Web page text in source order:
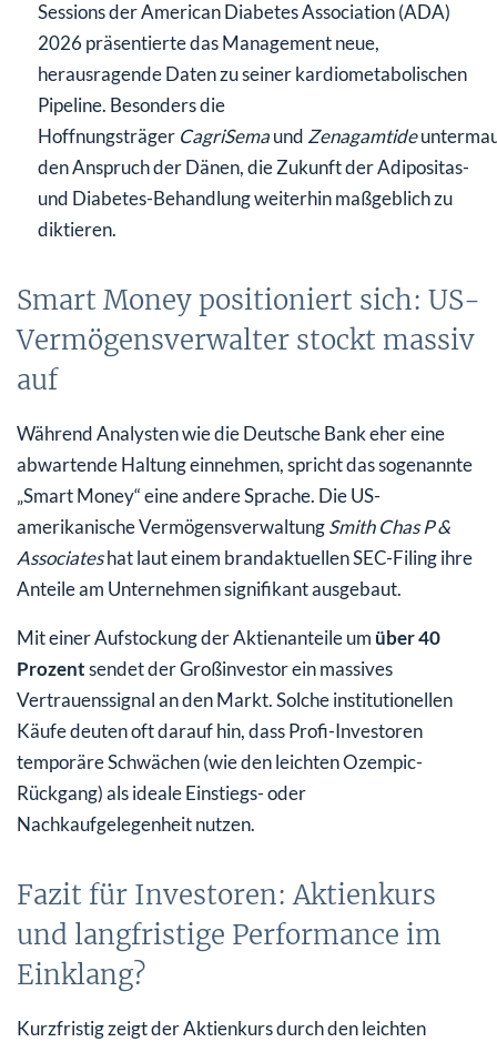
Sessions der American Diabetes Association (ADA)
2026 präsentierte das Management neue,
herausragende Daten zu seiner kardiometabolischen
Pipeline. Besonders die
Hoffnungsträger CagriSemaundZenagamtide
den Anspruch der Dänen, die Zukunft der Adipositas-
und Diabetes-Behandlung weiterhin maßgeblich zu
diktieren.
Smart Money positioniert sich: US-
Vermögensverwalter stockt massiv
auf
Während Analysten wie die Deutsche Bank eher eine
abwartende Haltung einnehmen, spricht das sogenannte
„Smart Money“ eine andere Sprache. Die US-
amerikanische VermögensverwaltungSmith Chas P &
Associateshat laut einem brandaktuellen SEC-Filing ihre
Anteile am Unternehmen signifikant ausgebaut.
Mit einer Aufstockung der Aktienanteile um über 40
Prozentsendet der Großinvestor ein massives
Vertrauenssignal an den Markt. Solche institutionellen
Käufe deuten oft darauf hin, dass Profi-Investoren
temporäre Schwächen (wie den leichten Ozempic-
Rückgang) als ideale Einstiegs- oder
Nachkaufgelegenheit nutzen.
Fazit für Investoren: Aktienkurs
und langfristige Performance im
Einklang?
Kurzfristig zeigt der Aktienkurs durch den leichten